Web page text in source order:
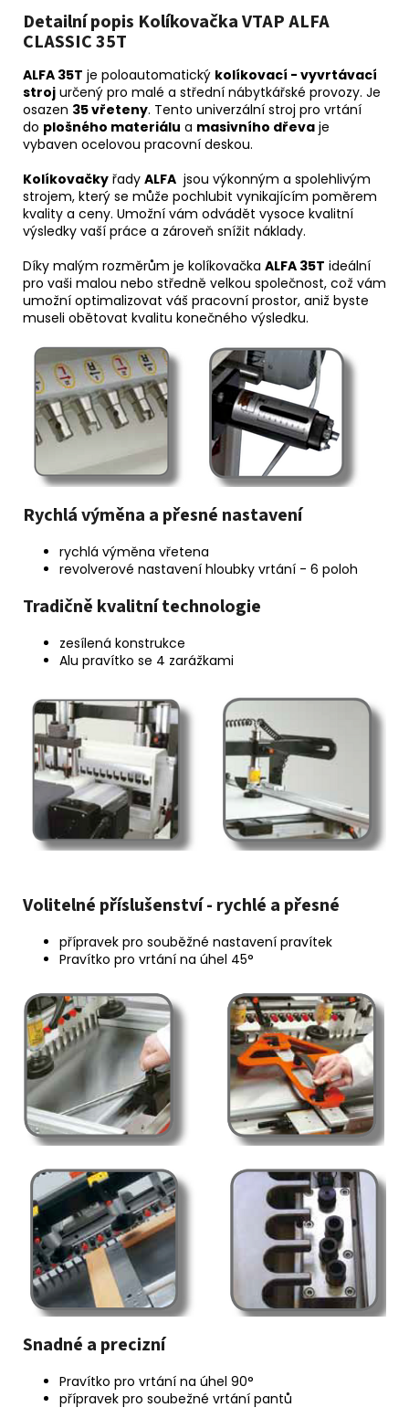
Detailní popis Kolíkovačka VTAP ALFA
CLASSIC 35T
ALFA 35T je poloautomatický kolíkovací - vyvrtávací
stroj určený pro malé a střední nábytkářské provozy. Je
osazen 35 vřeteny. Tento univerzální stroj pro vrtání
do plošného materiálu a masivního dřeva je
vybaven ocelovou pracovní deskou.
Kolíkovačky řady ALFA jsou výkonným a spolehlivým
strojem, který se může pochlubit vynikajícím poměrem
kvality a ceny. Umožní vám odvádět vysoce kvalitní
výsledky vaší práce a zároveň snížit náklady.
Díky malým rozměrům je kolíkovačka ALFA 35T ideální
pro vaši malou nebo středně velkou společnost, což vám
umožní optimalizovat váš pracovní prostor, aniž byste
museli obětovat kvalitu konečného výsledku.
Rychlá výměna a přesné nastavení
rychlá výměna vřetena
revolverové nastavení hloubky vrtání - 6 poloh
Tradičně kvalitní technologie
zesílená konstrukce
Alu pravítko se 4 zarážkami
Volitelné příslušenství - rychlé a přesné
přípravek pro souběžné nastavení pravítek
Pravítko pro vrtání na úhel 45°
Snadné a precizní
Pravítko pro vrtání na úhel 90°
přípravek pro soubežné vrtání pantů